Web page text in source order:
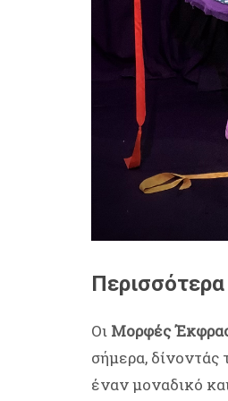
Οι Μορφές
σήμερα, δίνοντάς
έναν μοναδικό